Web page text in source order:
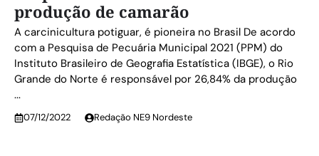
produção de camarão
A carcinicultura potiguar, é pioneira no Brasil De acordo
com a Pesquisa de Pecuária Municipal 2021 (PPM) do
Instituto Brasileiro de Geografia Estatística (IBGE), o Rio
Grande do Norte é responsável por 26,84% da produção
...
07/12/2022 Redação NE9 Nordeste